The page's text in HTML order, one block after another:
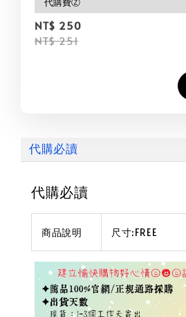
NT$ 250
NT$ 251
代購必讀
代購必讀
商品說明 尺寸:FREE